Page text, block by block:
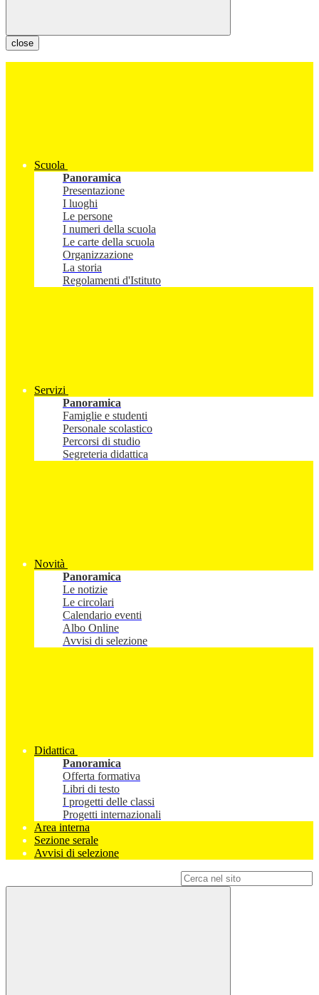
close
Scuola
Panoramica
Presentazione
I luoghi
Le persone
I numeri della scuola
Le carte della scuola
Organizzazione
La storia
Regolamenti d'Istituto
Servizi
Panoramica
Famiglie e studenti
Personale scolastico
Percorsi di studio
Segreteria didattica
Novità
Panoramica
Le notizie
Le circolari
Calendario eventi
Albo Online
Avvisi di selezione
Didattica
Panoramica
Offerta formativa
Libri di testo
I progetti delle classi
Progetti internazionali
Area interna
Sezione serale
Avvisi di selezione